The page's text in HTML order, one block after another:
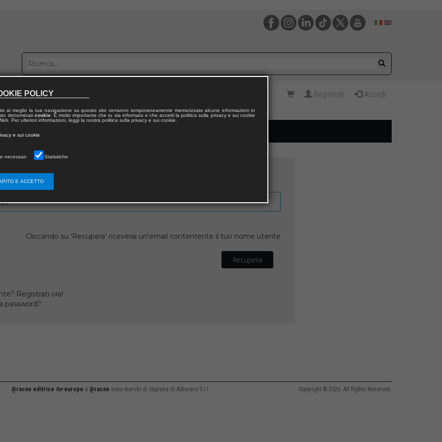
con noi Registrati Accedi
email che hai fornito in fase di registrazione
Cliccando su 'Recupera' riceverai un'email contentente il tuo nome utente
Recupera
Registrati ora!
password?
@racne editrice foreurope e @racne sono marchi di impresa di Adiuvare S.r.l. Copyright © 2026. All Rights Reserved.
POLICY
al meglio la tua navigazione su questo sito verranno temporaneamente memorizzate alcune informazioni in
denominati cookie. È molto importante che tu sia informato e che accetti la politica sulla privacy e sui cookie
Per ulteriori informazioni, leggi la nostra politica sulla privacy e sui cookie.
e sui cookie
necessari Statistiche
E ACCETTO